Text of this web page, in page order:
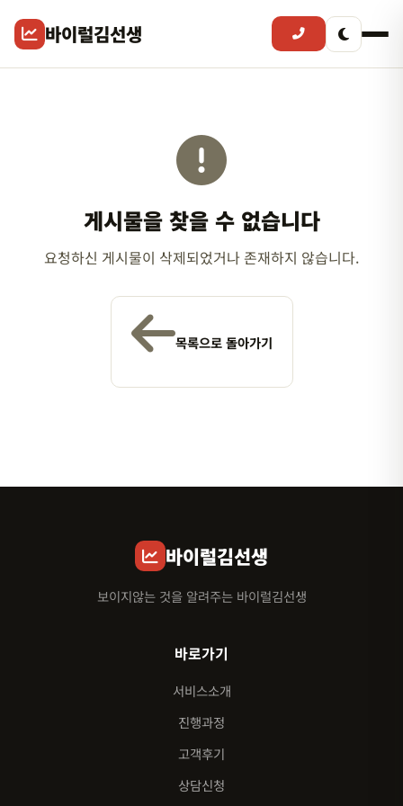
바이럴김선생
게시물을 찾을 수 없습니다
요청하신 게시물이 삭제되었거나 존재하지 않습니다.
목록으로 돌아가기
바이럴김선생
보이지않는 것을 알려주는 바이럴김선생
바로가기
서비스소개
진행과정
고객후기
상담신청